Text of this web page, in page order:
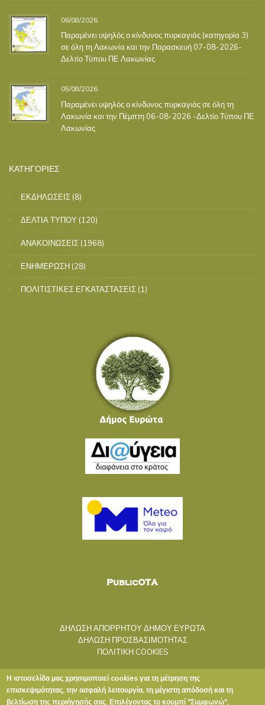
06/08/2026
Παραμένει υψηλός ο κίνδυνος πυρκαγιάς (κατηγορία 3)
σε όλη τη Λακωνία και την Παρασκευή 07-08-2026-
Δελτίο Τύπου ΠΕ Λακωνίας
05/08/2026
Παραμένει υψηλός ο κίνδυνος πυρκαγιάς σε όλη τη
Λακωνία και την Πέμπτη 06-08-2026 -Δελτίο Τύπου ΠΕ
Λακωνίας
ΚΑΤΗΓΟΡΙΕΣ
ΕΚΔΗΛΩΣΕΙΣ (8)
ΔΕΛΤΙΑ ΤΥΠΟΥ (120)
ΑΝΑΚΟΙΝΩΣΕΙΣ (1968)
ΕΝΗΜΕΡΩΣΗ (28)
ΠΟΛΙΤΙΣΤΙΚΕΣ ΕΓΚΑΤΑΣΤΑΣΕΙΣ (1)
ΔΗΛΩΣΗ ΑΠΟΡΡΗΤΟΥ ΔΗΜΟΥ ΕΥΡΩΤΑ
ΔΗΛΩΣΗ ΠΡΟΣΒΑΣΙΜΟΤΗΤΑΣ
ΠΟΛΙΤΙΚΗ COOKIES
Η ιστοσελίδα μας χρησιμοποιεί cookies για τη μέτρηση της
επισκεψιμότητας, την ασφαλή λειτουργία, τη μέγιστη απόδοσή και τη
βελτίωση της περιήγησής σας. Επιλέγοντας το κουμπί "Συμφωνώ",